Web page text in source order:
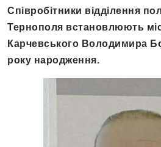
Співробітники відділення
Тернополя встановлюють
Карчевського Володимира
року народження.